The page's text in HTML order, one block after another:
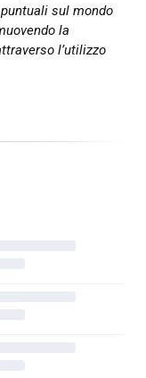
sul mondo
la
l’utilizzo